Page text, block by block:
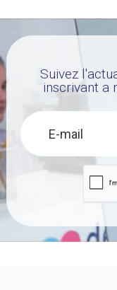
Suivez
inscrivant a